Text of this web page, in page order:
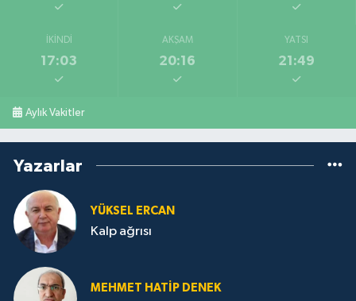
İKINDI
17:03
AKŞAM
20:16
YATSI
21:49
Aylık Vakitler
Yazarlar
YÜKSEL ERCAN
Kalp ağrısı
MEHMET HATİP DENEK